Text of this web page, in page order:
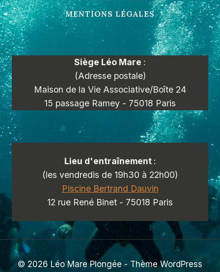
MENTIONS LÉGALES
Siège Léo Mare :
(Adresse postale)
Maison de la Vie Associative/Boîte 24
15 passage Ramey - 75018 Paris
Lieu d'entraînement :
(les vendredis de 19h30 à 22h00)
Piscine Bertrand Dauvin
12 rue René Binet - 75018 Paris
© 2026 Léo Mare Plongée - Thème WordPress